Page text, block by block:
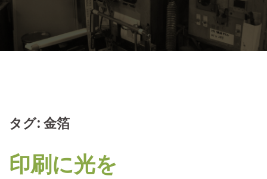
タグ: 金箔
印刷に光を